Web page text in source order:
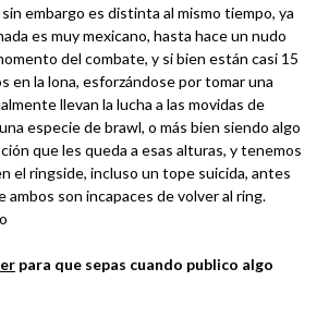
embargo es distinta al mismo tiempo, ya
es muy mexicano, hasta hace un nudo
del combate, y si bien están casi 15
en la lona, esforzándose por tomar una
llevan la lucha a las movidas de
especie de brawl, o más bien siendo algo
que les queda a esas alturas, y tenemos
el ringside, incluso un tope suicida, antes
ambos son incapaces de volver al ring.
para que sepas cuando publico algo